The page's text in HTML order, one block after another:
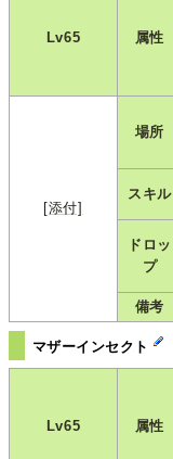
Lv65 属性
[添付]
場所
スキル
ドロッ
プ
備考
マザーインセクト
Lv65 属性